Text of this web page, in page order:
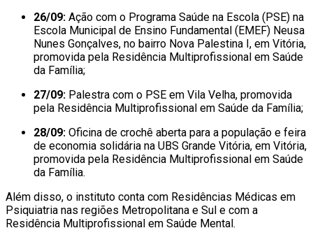
26/09: Ação com o Programa Saúde na Escola (PSE) na
Escola Municipal de Ensino Fundamental (EMEF) Neusa
Nunes Gonçalves, no bairro Nova Palestina I, em Vitória,
promovida pela Residência Multiprofissional em Saúde
da Família;
27/09: Palestra com o PSE em Vila Velha, promovida
pela Residência Multiprofissional em Saúde da Família;
28/09: Oficina de crochê aberta para a população e feira
de economia solidária na UBS Grande Vitória, em Vitória,
promovida pela Residência Multiprofissional em Saúde
da Família.
Além disso, o instituto conta com Residências Médicas em
Psiquiatria nas regiões Metropolitana e Sul e com a
Residência Multiprofissional em Saúde Mental.